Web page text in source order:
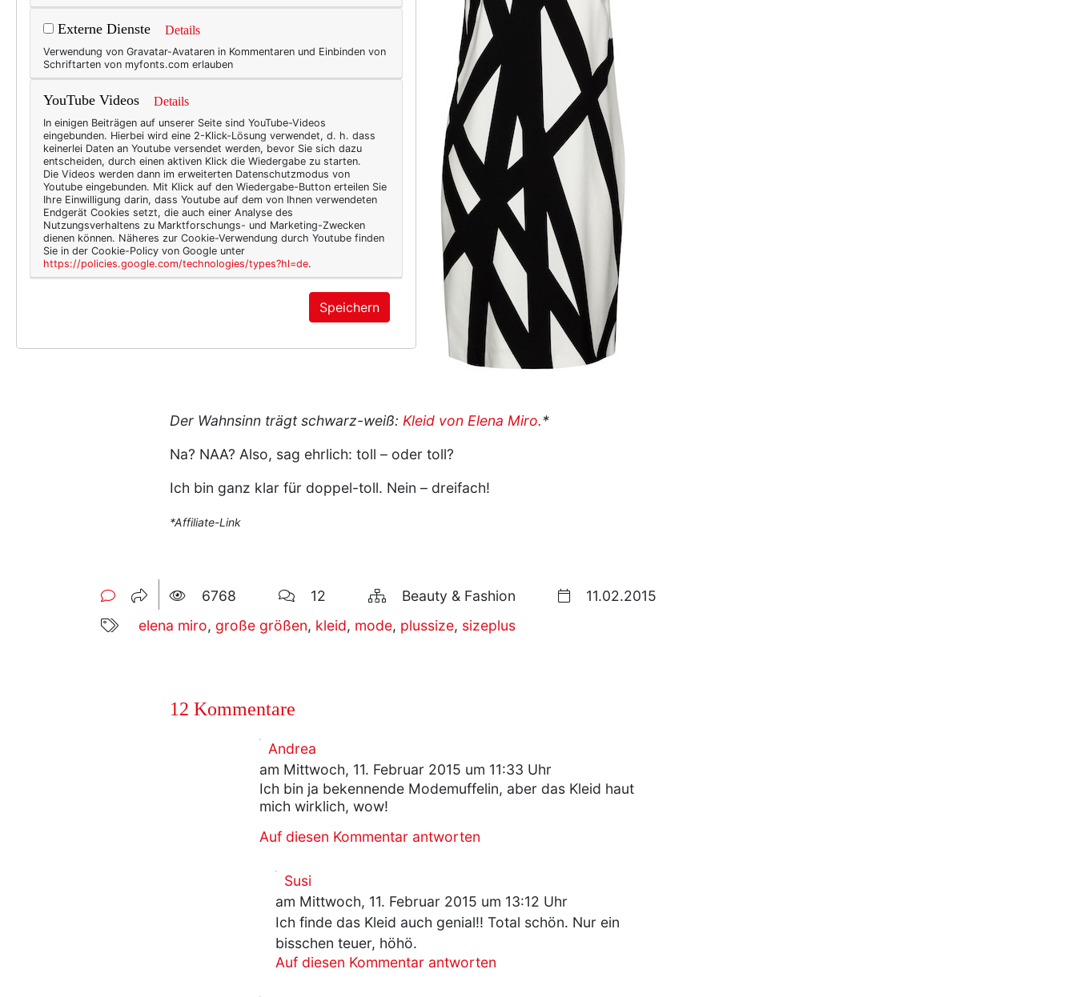
Der Wahnsinn trägt schwarz-weiß: Kleid von Elena Miro.*
Na? NAA? Also, sag ehrlich: toll – oder toll?
Ich bin ganz klar für doppel-toll. Nein – dreifach!
*Affiliate-Link
6768 12 Beauty & Fashion
11.02.2015
elena miro, große größen, kleid, mode, plussize, sizeplus
12 Kommentare
Andrea
am Mittwoch, 11. Februar 2015 um 11:33 Uhr
Ich bin ja bekennende Modemuffelin, aber das Kleid haut
mich wirklich, wow!
Auf diesen Kommentar antworten
Susi
am Mittwoch, 11. Februar 2015 um 13:12 Uhr
Ich finde das Kleid auch genial!! Total schön. Nur ein
bisschen teuer, höhö.
Auf diesen Kommentar antworten
Externe Dienste Details
Verwendung von Gravatar-Avataren in Kommentaren und Einbinden von
Schriftarten von myfonts.com erlauben
YouTube Videos Details
In einigen Beiträgen auf unserer Seite sind YouTube-Videos
eingebunden. Hierbei wird eine 2-Klick-Lösung verwendet, d. h. dass
keinerlei Daten an Youtube versendet werden, bevor Sie sich dazu
entscheiden, durch einen aktiven Klick die Wiedergabe zu starten.
Die Videos werden dann im erweiterten Datenschutzmodus von
Youtube eingebunden. Mit Klick auf den Wiedergabe-Button erteilen Sie
Ihre Einwilligung darin, dass Youtube auf dem von Ihnen verwendeten
Endgerät Cookies setzt, die auch einer Analyse des
Nutzungsverhaltens zu Marktforschungs- und Marketing-Zwecken
dienen können. Näheres zur Cookie-Verwendung durch Youtube finden
Sie in der Cookie-Policy von Google unter
https://policies.google.com/technologies/types?hl=de.
Speichern